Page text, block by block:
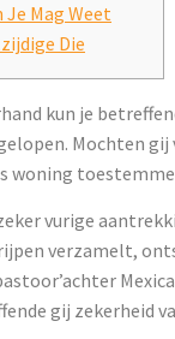
Mag Weet
Die
kun je
Mochten gij
woning
vurige
verzamelt,
gij zekerheid